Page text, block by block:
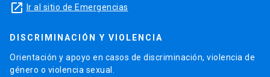
launch Ir al sitio de Emergencias
DISCRIMINACIÓN Y VIOLENCIA
Orientación y apoyo en casos de discriminación, violencia de
género o violencia sexual.